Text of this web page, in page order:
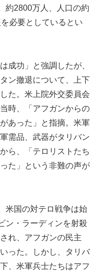
約2800万人、人口の約
必要としているとい
成功」と強調したが、
ン撤退について、上下
た。米上院外交委員会
時、「アフガンからの
あった」と指摘。米軍
需品、武器がタリバン
ら、「テロリストたち
た」という非難の声が
米国の対テロ戦争は始
ン・ラーディンを射殺
れ、アフガンの民主
った。しかし、タリバ
、米軍兵士たちはアフ